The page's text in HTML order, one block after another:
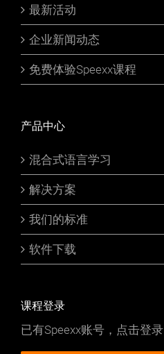
最新活动
企业新闻动态
免费体验Speexx课程
产品中心
混合式语言学习
解决方案
我们的标准
软件下载
课程登录
已有Speexx账号，点击登录